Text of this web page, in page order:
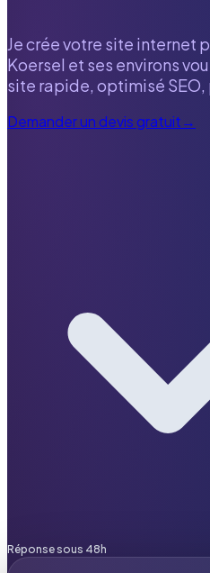
Je crée votre site internet
Koersel et ses environs
site rapide, optimisé SEO,
Demander un devis gratuit→
Réponse sous 48h